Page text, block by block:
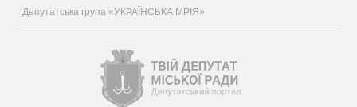
Депутатська група «УКРАЇНСЬКА МРІЯ»